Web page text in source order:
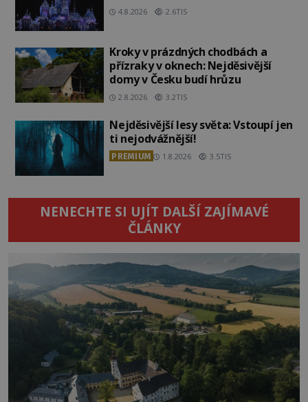
4.8.2026 2.6TIS
Kroky v prázdných chodbách a
přízraky v oknech: Nejděsivější
domy v Česku budí hrůzu
2.8.2026 3.2TIS
Nejděsivější lesy světa: Vstoupí jen
ti nejodvážnější!
PREMIUM 1.8.2026 3.5TIS
NENECHTE SI UJÍT DALŠÍ ZAJÍMAVÉ
ČLÁNKY